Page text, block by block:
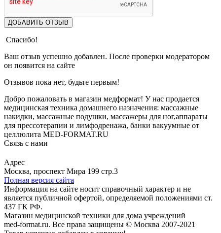
ДОБАВИТЬ ОТЗЫВ
Спасибо!
Ваш отзыв успешно добавлен. После проверки модератором
он появится на сайте
Отзывов пока нет, будьте первым!
Добро пожаловать в магазин медформат! У нас продается
медицинская техника домашнего назначения: массажные
накидки, массажные подушки, массажеры для ног,аппараты
для прессотерапии и лимфодренажа, банки вакуумные от
целлюлита MED-FORMAT.RU
Связь с нами
Адрес
Москва, проспект Мира 199 стр.3
Полная версия сайта
Информация на сайте носит справочный характер и не
является публичной офертой, определяемой положениями ст.
437 ГК РФ.
Магазин медицинской техники для дома учреждений
med-format.ru. Все права защищены © Москва 2007-2021